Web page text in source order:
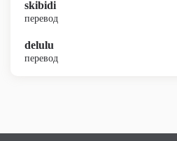
skibidi
перевод
delulu
перевод